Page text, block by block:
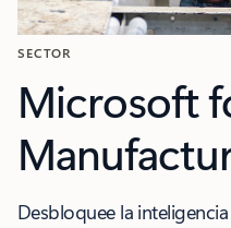
SECTOR
Microsoft
Desbloquee la